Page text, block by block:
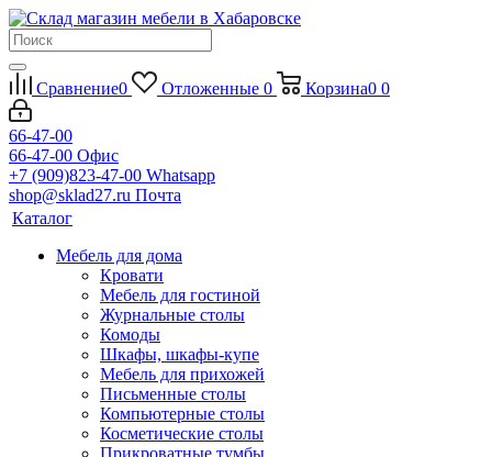
Сравнение0 Отложенные 0 Корзина0 0
66-47-00
66-47-00 Офис
+7 (909)823-47-00 Whatsapp
shop@sklad27.ru Почта
Каталог
Мебель для дома
Кровати
Мебель для гостиной
Журнальные столы
Комоды
Шкафы, шкафы-купе
Мебель для прихожей
Письменные столы
Компьютерные столы
Косметические столы
Прикроватные тумбы